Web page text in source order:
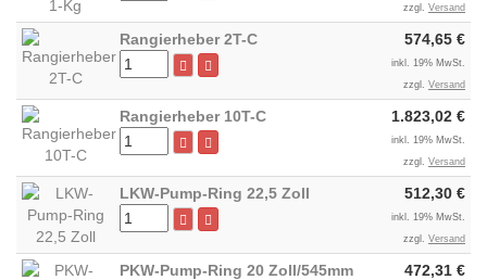
zzgl. Versand
Rangierheber 2T-C 574,65 €
inkl. 19% MwSt.
zzgl. Versand
Rangierheber 10T-C 1.823,02 €
inkl. 19% MwSt.
zzgl. Versand
LKW-Pump-Ring 22,5 Zoll 512,30 €
inkl. 19% MwSt.
zzgl. Versand
PKW-Pump-Ring 20 Zoll/545mm 472,31 €